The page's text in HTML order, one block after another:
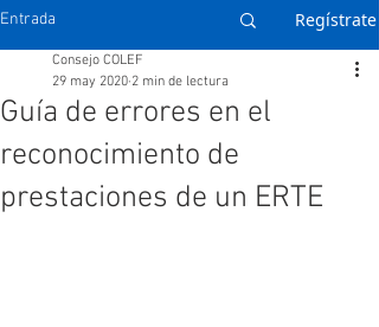
Entrada Regístrate
Guía de errores en el
reconocimiento de
prestaciones de un ERTE
Consejo COLEF
29 may 2020 2 min de lectura